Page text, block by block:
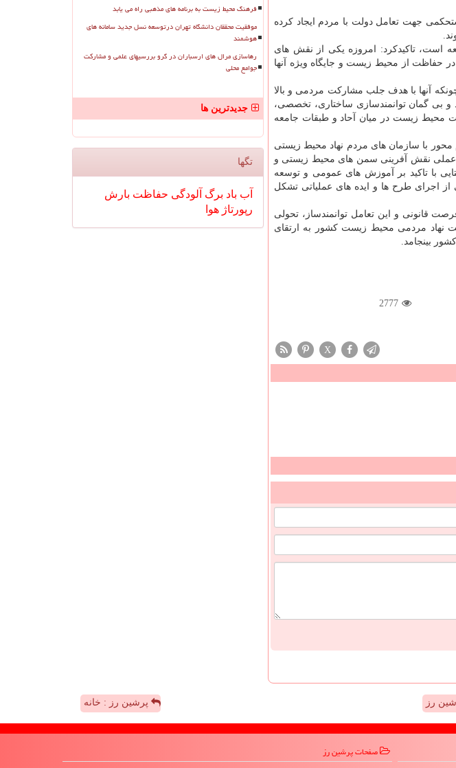
جهت تعامل دولت با مردم ایجاد کرده
است، تاکیدکرد: امروزه یکی از نقش های
از محیط زیست و جایگاه ویژه آنها
آنها با هدف جلب مشارکت مردمی و بالا
بی گمان توانمندسازی ساختاری، تخصصی،
محیط زیست در میان آحاد و طبقات جامعه
با سازمان های مردم نهاد محیط زیستی
عملی نقش آفرینی سمن های محیط زیستی و
با تاکید بر آموزش های عمومی و توسعه
اجرای طرح ها و ایده های عملیاتی تشکل
قانونی و این تعامل توانمندساز، تحولی
نهاد مردمی محیط زیست کشور به ارتقای
بینجامد.
2777
X
فرهنگ محیط زیست به برنامه های مذهبی راه می یابد
موفقیت محققان دانشگاه تهران درتوسعه نسل جدید سامانه های
هوشمند
رهاسازی مرال های ارسباران در گرو بررسیهای علمی و مشارکت
جوامع محلی
جدیدترین ها
تگها
آب باد برگ آلودگی حفاظت بارش
رپورتاژ هوا
رز پرشین رز : خانه
صفحات پرشین رز